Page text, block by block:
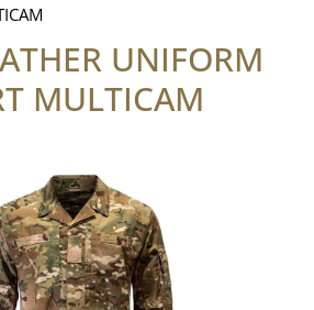
UNIFORM
MULTICAM